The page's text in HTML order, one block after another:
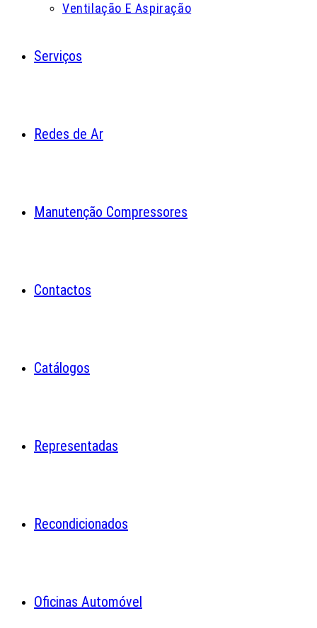
Ventilação E Aspiração
Serviços
Redes de Ar
Manutenção Compressores
Contactos
Catálogos
Representadas
Recondicionados
Oficinas Automóvel